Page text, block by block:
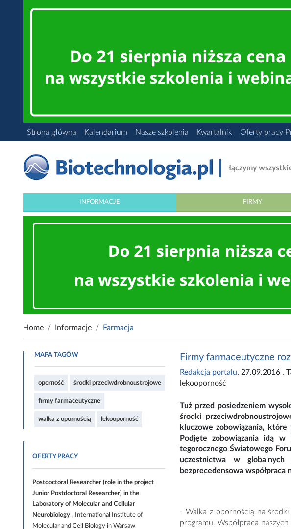
Strona główna Kalendarium Nasze szkolenia Kwartalnik Oferty pracy
łączymy
INFORMACJE FIRMY
Home Informacje Farmacja
MAPA TAGÓW
oporność środki przeciwdrobnoustrojowe
firmy farmaceutyczne
walka z opornością lekooporność
OFERTY PRACY
Postdoctoral Researcher (role in the project
Junior Postdoctoral Researcher) in the
Laboratory of Molecular and Cellular
Neurobiology , International Institute of
Molecular and Cell Biology in Warsaw
Firmy farmaceutyczne
Redakcja portalu, 27.09.2016 ,
lekooporność
Tuż przed posiedzeniem
środki
kluczowe zobowiązania,
Podjęte zobowiązania idą w
tegorocznego Światowego
uczestnictwa w globalnych
bezprecedensowa
- Walka z opornością na
programu. Współpraca